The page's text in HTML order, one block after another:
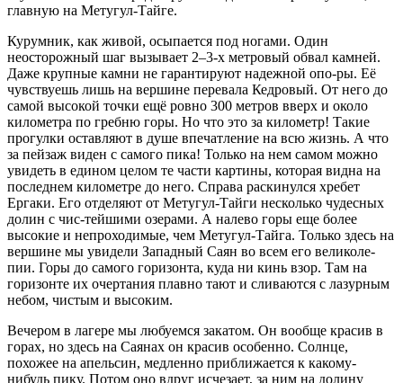
главную на Метугул-Тайге.
Курумник, как живой, осыпается под ногами. Один
неосторожный шаг вызывает 2–3-х метровый обвал камней.
Даже крупные камни не гарантируют надежной опо-ры. Её
чувствуешь лишь на вершине перевала Кедровый. От него до
самой высокой точки ещё ровно 300 метров вверх и около
километра по гребню горы. Но что это за километр! Такие
прогулки оставляют в душе впечатление на всю жизнь. А что
за пейзаж виден с самого пика! Только на нем самом можно
увидеть в едином целом те части картины, которая видна на
последнем километре до него. Справа раскинулся хребет
Ергаки. Его отделяют от Метугул-Тайги несколько чудесных
долин с чис-тейшими озерами. А налево горы еще более
высокие и непроходимые, чем Метугул-Тайга. Только здесь на
вершине мы увидели Западный Саян во всем его великоле-
пии. Горы до самого горизонта, куда ни кинь взор. Там на
горизонте их очертания плавно тают и сливаются с лазурным
небом, чистым и высоким.
Вечером в лагере мы любуемся закатом. Он вообще красив в
горах, но здесь на Саянах он красив особенно. Солнце,
похожее на апельсин, медленно приближается к какому-
нибудь пику. Потом оно вдруг исчезает, за ним на долину